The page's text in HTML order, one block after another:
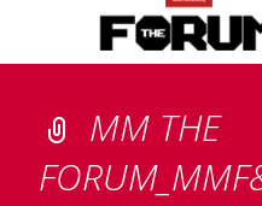
MM THE